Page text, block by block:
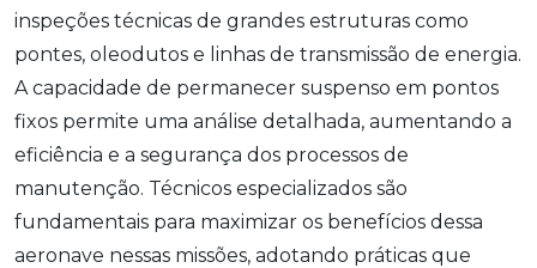
inspeções técnicas de grandes estruturas como
pontes, oleodutos e linhas de transmissão de energia.
A capacidade de permanecer suspenso em pontos
fixos permite uma análise detalhada, aumentando a
eficiência e a segurança dos processos de
manutenção. Técnicos especializados são
fundamentais para maximizar os benefícios dessa
aeronave nessas missões, adotando práticas que